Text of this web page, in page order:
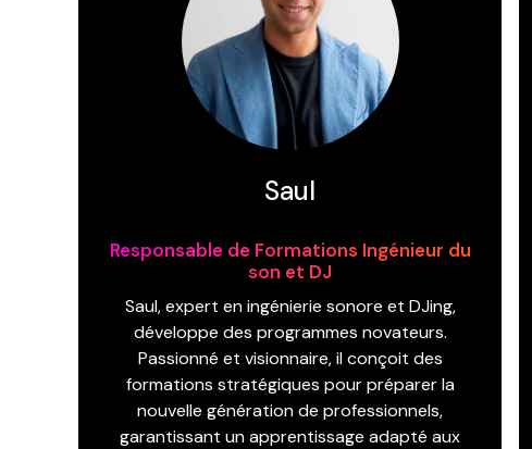
Saul
Responsable de Formations Ingénieur du
son et DJ
Saul, expert en ingénierie sonore et DJing,
développe des programmes novateurs.
Passionné et visionnaire, il conçoit des
formations stratégiques pour préparer la
nouvelle génération de professionnels,
garantissant un apprentissage adapté aux